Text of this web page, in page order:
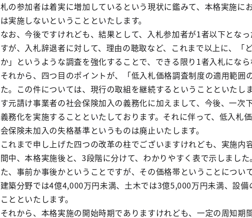
札の参加者は着実に増加しているという現状に鑑みて、本格実施に
は実施しないということといたします。
なお、今後ですけれども、結果として、入札参加者が1者以下とな
すが、入札辞退者に対して、理由の聴取など、これまで以上に、「
か」というような調査を強化することで、できる限り1者入札になら
それから、四つ目のポイントが、「低入札価格調査制度の適用範囲
た。この件については、現行の取組を継続するということといたし
す元請け事業者の社会保険加入の義務化に加えまして、今後、一次
義務化を実施することといたしております。それに伴って、低入札
会保険未加入の失格基準というものは廃止いたします。
これまで申し上げた四つの改革の柱でございますけれども、実施内
間中、本格実施後と、3段階に分けて、わかりやすく表で示しまし
た、事前か事後かということですが、その価格帯ということについ
建築分野では4億4,000万円未満、土木では3億5,000万円未満、設
ことといたします。
それから、本格実施の開始時期でありますけれども、一定の周知期